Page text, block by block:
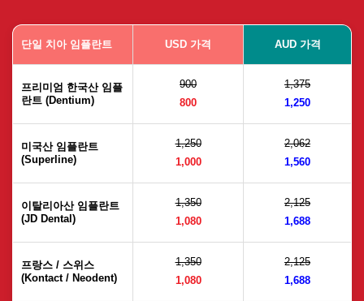
단일 치아 임플란트 USD 가격 AUD 가격
프리미엄 한국산 임플
란트 (Dentium)
900
800
1,375
1,250
미국산 임플란트
(Superline)
1,250
1,000
2,062
1,560
이탈리아산 임플란트
(JD Dental)
1,350
1,080
2,125
1,688
프랑스 / 스위스
(Kontact / Neodent)
1,350
1,080
2,125
1,688